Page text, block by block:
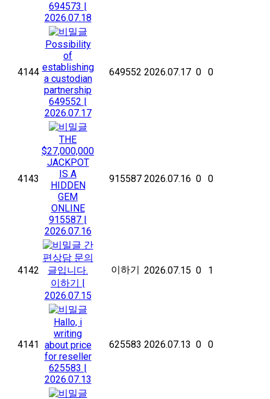
694573 |
2026.07.18
4144
Possibility
of
establishing
a custodian
partnership
649552 |
2026.07.17
649552 2026.07.17 0 0
4143
THE
$27,000,000
JACKPOT
IS A
HIDDEN
GEM
ONLINE
915587 |
2026.07.16
915587 2026.07.16 0 0
4142
간
편상담 문의
글입니다.
이하기 |
2026.07.15
이하기 2026.07.15 0 1
4141
Hallo, i
writing
about price
for reseller
625583 |
2026.07.13
625583 2026.07.13 0 0